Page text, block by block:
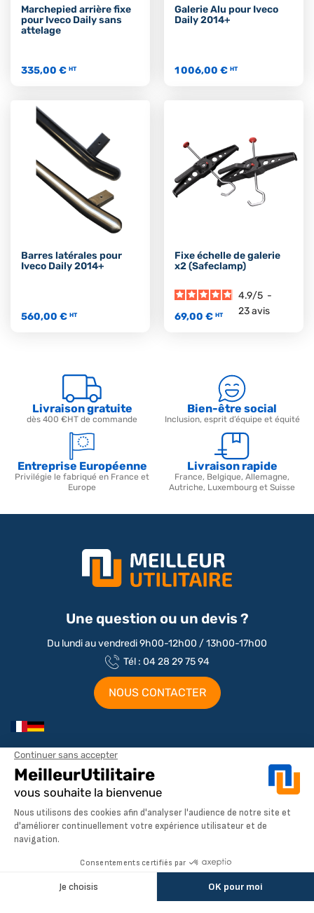
Marchepied arrière fixe
pour Iveco Daily sans
attelage
335,00 € HT
Galerie Alu pour Iveco
Daily 2014+
1 006,00 € HT
Barres latérales pour
Iveco Daily 2014+
560,00 € HT
Fixe échelle de galerie
x2 (Safeclamp)
4.9/5 -
23avis
69,00 € HT
Livraison gratuite
dès 400 €HT de commande
Bien-être social
Inclusion, esprit d’équipe et équité
Entreprise Européenne
Privilégie le fabriqué en France et
Europe
Livraison rapide
France, Belgique, Allemagne,
Autriche, Luxembourg et Suisse
Une question ou un devis ?
Du lundi au vendredi 9h00-12h00 / 13h00-17h00
Tél : 04 28 29 75 94
NOUS CONTACTER
Aménagements par marque / modèle
Aménagement Peugeot Partner
Aménagement Peugeot Boxer
Aménagement Renault
Service client
Dimensions utilitaires